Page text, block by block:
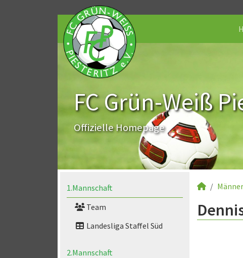
FC Grün-Weiß
Offizielle Homepage
1.Mannschaft
Team
Landesliga Staffel Süd
2.Mannschaft
Männer